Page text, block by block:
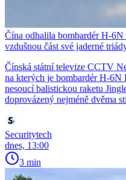
Čína odhalila bombardér H-
vzdušnou část své jaderné
Čínská státní televize CCTV
na kterých je bombardér H-6N
nesoucí balistickou raketu
doprovázený nejméně dvěma
Securitytech
dnes, 13:00
3 min